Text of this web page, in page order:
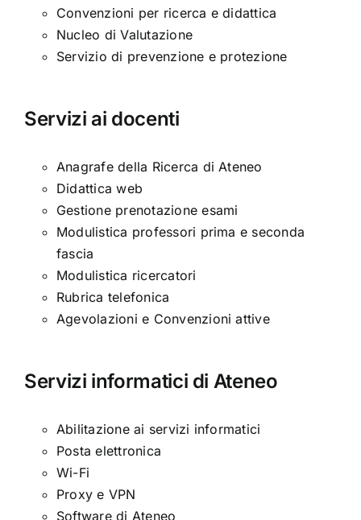
Convenzioni per ricerca e didattica
Nucleo di Valutazione
Servizio di prevenzione e protezione
Servizi ai docenti
Anagrafe della Ricerca di Ateneo
Didattica web
Gestione prenotazione esami
Modulistica professori prima e seconda
fascia
Modulistica ricercatori
Rubrica telefonica
Agevolazioni e Convenzioni attive
Servizi informatici di Ateneo
Abilitazione ai servizi informatici
Posta elettronica
Wi-Fi
Proxy e VPN
Software di Ateneo